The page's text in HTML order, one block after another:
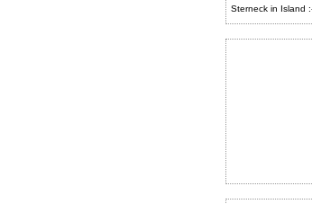
Sterneck in Island